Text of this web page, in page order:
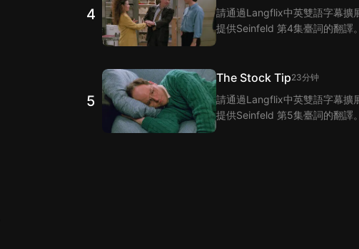
4
請通過Langflix中英雙語字幕擴
提供Seinfeld 第4集臺詞的翻譯。
5
The Stock Tip23分钟
請通過Langflix中英雙語字幕擴
提供Seinfeld 第5集臺詞的翻譯。